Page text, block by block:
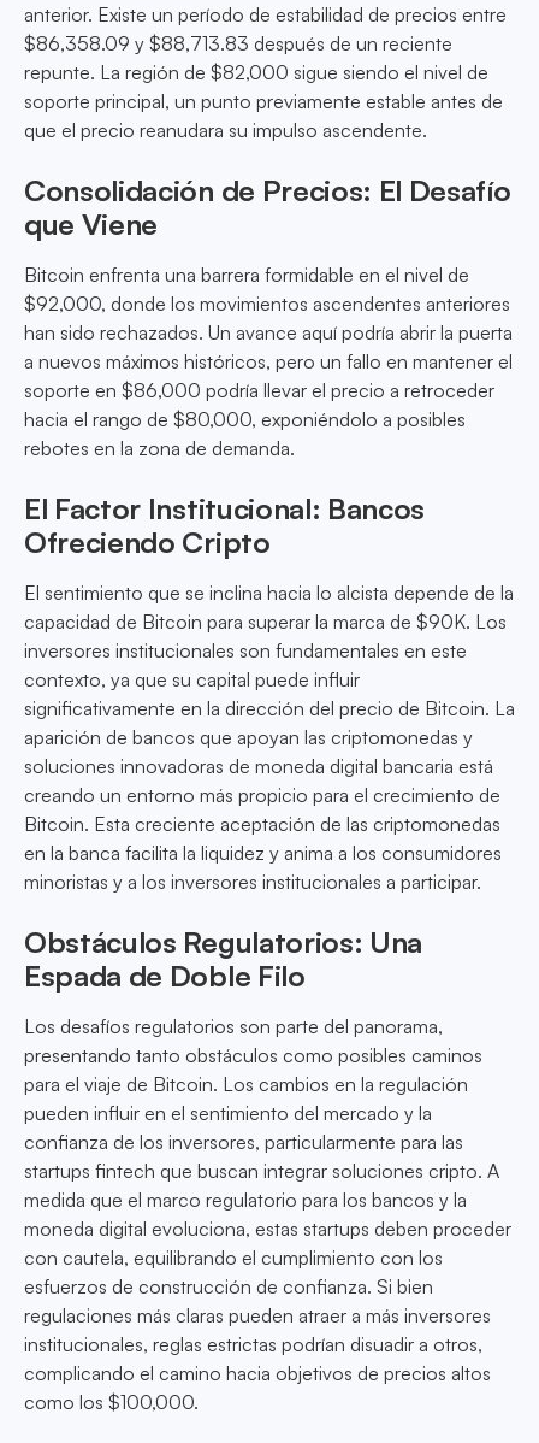
anterior. Existe un período de estabilidad de precios entre
$86,358.09 y $88,713.83 después de un reciente
repunte. La región de $82,000 sigue siendo el nivel de
soporte principal, un punto previamente estable antes de
que el precio reanudara su impulso ascendente.
Consolidación de Precios: El Desafío
que Viene
Bitcoin enfrenta una barrera formidable en el nivel de
$92,000, donde los movimientos ascendentes anteriores
han sido rechazados. Un avance aquí podría abrir la puerta
a nuevos máximos históricos, pero un fallo en mantener el
soporte en $86,000 podría llevar el precio a retroceder
hacia el rango de $80,000, exponiéndolo a posibles
rebotes en la zona de demanda.
El Factor Institucional: Bancos
Ofreciendo Cripto
El sentimiento que se inclina hacia lo alcista depende de la
capacidad de Bitcoin para superar la marca de $90K. Los
inversores institucionales son fundamentales en este
contexto, ya que su capital puede influir
significativamente en la dirección del precio de Bitcoin. La
aparición de bancos que apoyan las criptomonedas y
soluciones innovadoras de moneda digital bancaria está
creando un entorno más propicio para el crecimiento de
Bitcoin. Esta creciente aceptación de las criptomonedas
en la banca facilita la liquidez y anima a los consumidores
minoristas y a los inversores institucionales a participar.
Obstáculos Regulatorios: Una
Espada de Doble Filo
Los desafíos regulatorios son parte del panorama,
presentando tanto obstáculos como posibles caminos
para el viaje de Bitcoin. Los cambios en la regulación
pueden influir en el sentimiento del mercado y la
confianza de los inversores, particularmente para las
startups fintech que buscan integrar soluciones cripto. A
medida que el marco regulatorio para los bancos y la
moneda digital evoluciona, estas startups deben proceder
con cautela, equilibrando el cumplimiento con los
esfuerzos de construcción de confianza. Si bien
regulaciones más claras pueden atraer a más inversores
institucionales, reglas estrictas podrían disuadir a otros,
complicando el camino hacia objetivos de precios altos
como los $100,000.